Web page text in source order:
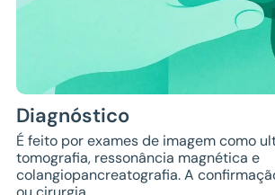
Diagnóstico
É feito por exames de imagem como
tomografia, ressonância magnética e
colangiopancreatografia. A